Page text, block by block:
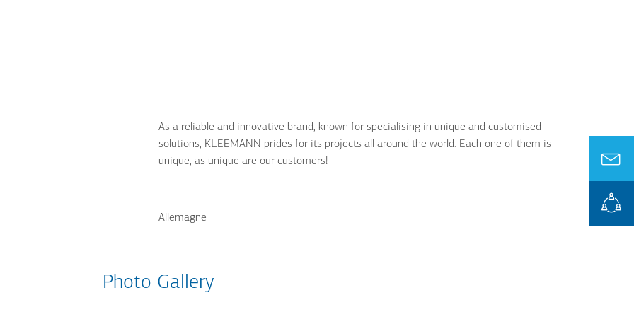
As a reliable and innovative brand, known for specialising in unique and customised
solutions, KLEEMANN prides for its projects all around the world. Each one of them is
unique, as unique are our customers!
Allemagne
Photo Gallery